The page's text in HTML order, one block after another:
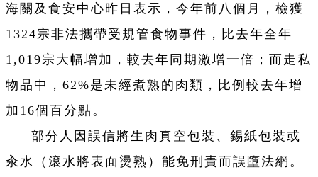
海關及食安中心昨日表示，今年前八個月，檢獲
1324宗非法攜帶受規管食物事件，比去年全年
1,019宗大幅增加，較去年同期激增一倍；而走私
物品中，62%是未經煮熟的肉類，比例較去年增
加16個百分點。
部分人因誤信將生肉真空包裝、錫紙包裝或
汆水（滾水將表面燙熟）能免刑責而誤墮法網。